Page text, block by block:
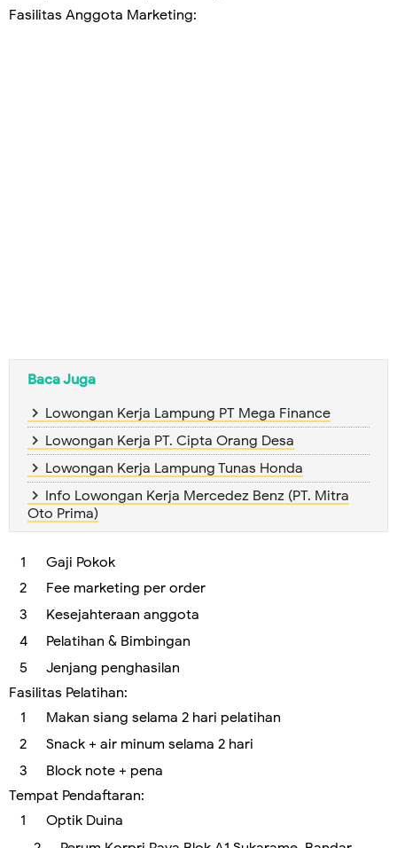
Fasilitas Anggota Marketing:
Baca Juga
Lowongan Kerja Lampung PT Mega Finance
Lowongan Kerja PT. Cipta Orang Desa
Lowongan Kerja Lampung Tunas Honda
Info Lowongan Kerja Mercedez Benz (PT. Mitra
Oto Prima)
Gaji Pokok
Fee marketing per order
Kesejahteraan anggota
Pelatihan & Bimbingan
Jenjang penghasilan
Fasilitas Pelatihan:
Makan siang selama 2 hari pelatihan
Snack + air minum selama 2 hari
Block note + pena
Tempat Pendaftaran:
Optik Duina